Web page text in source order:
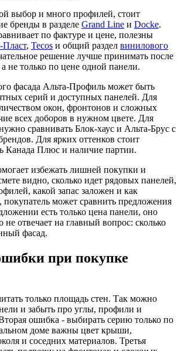
выбор и много профилей, стоит
бренды в разделе Grand Line и Docke.
по фактуре и цене, полезны
, Tecos и общий раздел винилового
решение лучше принимать после
а не только по цене одной панели.
фасада Альта-Профиль может быть
серий и доступных панелей. Для
окон, фронтонов и сложных
всех доборов в нужном цвете. Для
сравнивать Блок-хаус и Альта-Брус с
Для ярких оттенков стоит
Канада Плюс и наличие партии.
избежать лишней покупки и
видно, сколько идет рядовых панелей,
какой запас заложен и как
покупатель может сравнить предложения
есть только цена панели, оно
отвечает на главный вопрос: сколько
фасад.
при покупке
только площадь стен. Так можно
и забыть про углы, профили и
ошибка - выбирать серию только по
доме важны цвет крыши,
и соседних материалов. Третья